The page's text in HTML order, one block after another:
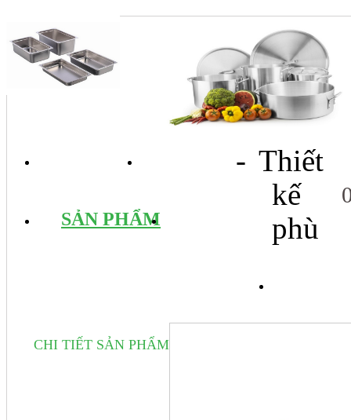
TRANG CHỦ
SẢN PHẨM
CHI TIẾT SẢN PHẨM
- Thiết
kế
phù